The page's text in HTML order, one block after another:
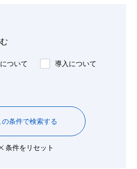
ついて 導入について
の条件で検索する
条件をリセット